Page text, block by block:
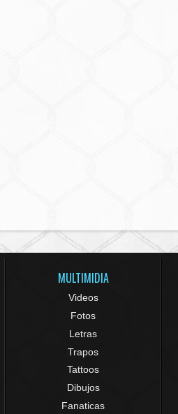
MULTIMIDIA
Videos
Fotos
Letras
Trapos
Tattoos
Dibujos
Fanaticas